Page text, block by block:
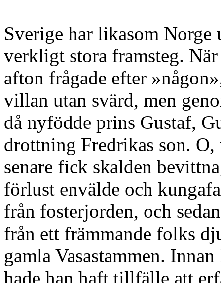
Sverige har likasom Norge
verkligt stora framsteg.
afton frågade efter
villan utan svärd, men
då nyfödde prins Gustaf,
drottning Fredrikas son.
senare fick skalden
förlust envälde och
från fosterjorden, och
från ett främmande folks
gamla Vasastammen.
hade han haft tillfälle att